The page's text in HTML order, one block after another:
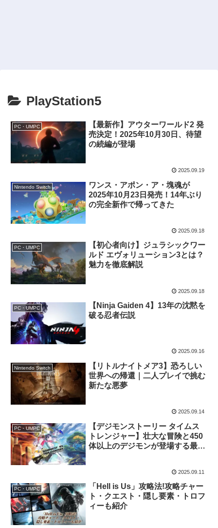
PlayStation5
PC・UMPC
【最新作】アウターワールド2 発
売決定！2025年10月30日、待望
の続編が登場
2025.09.19
Nintendo Switch
ワンス・アポン・ア・塊魂が
2025年10月23日発売！14年ぶり
の完全新作で帰ってきた
2025.09.18
PC・UMPC
【初心者向け】ジュラシックワー
ルド エヴォリューション3とは？
魅力を徹底解説
2025.09.18
PC・UMPC
【Ninja Gaiden 4】13年の沈黙を
破る忍者伝説
2025.09.16
Nintendo Switch
【リトルナイトメア3】恐ろしい
世界への帰還｜二人プレイで挑む
新たな悪夢
2025.09.14
PC・UMPC
【デジモンストーリー タイムス
トレンジャー】壮大な冒険と450
体以上のデジモンが登場する最新
2025.09.11
PC・UMPC
「Hell is Us」攻略法!攻略チャー
ト・クエスト・隠し要素・トロフ
ィーも紹介